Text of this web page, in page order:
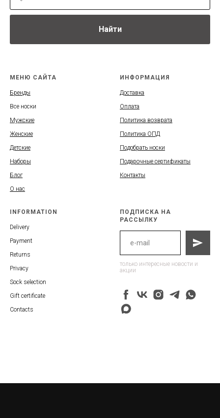
Найти
МЕНЮ САЙТА
Бренды
Все носки
Мужские
Женские
Детские
Наборы
Блог
О нас
ИНФОРМАЦИЯ
Доставка
Оплата
Политика возврата
Политика ОПД
Подобрать носки
Подарочные сертификаты
Контакты
INFORMATION
Delivery
Payment
Returns
Privacy
Sock selection
Gift certificate
Contacts
ПОДПИСКА НА
РАССЫЛКУ
только интересные новости и
акции